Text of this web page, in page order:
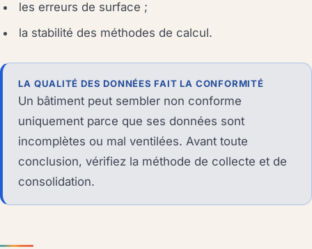
les erreurs de surface ;
la stabilité des méthodes de calcul.
LA QUALITÉ DES DONNÉES FAIT LA CONFORMITÉ
Un bâtiment peut sembler non conforme
uniquement parce que ses données sont
incomplètes ou mal ventilées. Avant toute
conclusion, vérifiez la méthode de collecte et de
consolidation.